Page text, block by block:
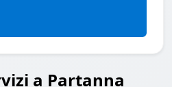
a Partanna